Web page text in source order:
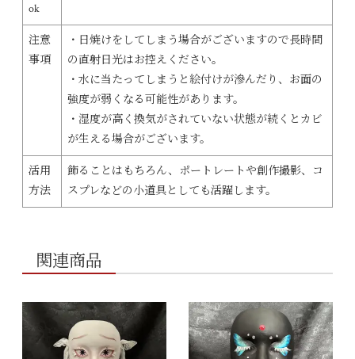
ok
注意
事項
・日焼けをしてしまう場合がございますので長時間
の直射日光はお控えください。
・水に当たってしまうと絵付けが滲んだり、お面の
強度が弱くなる可能性があります。
・湿度が高く換気がされていない状態が続くとカビ
が生える場合がございます。
活用
方法
飾ることはもちろん、ポートレートや創作撮影、コ
スプレなどの小道具としても活躍します。
関連商品